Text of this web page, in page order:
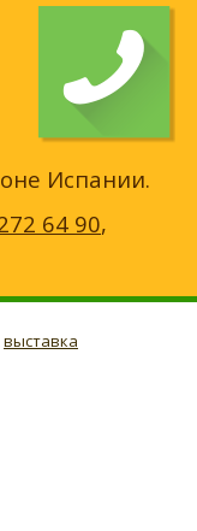
Испании.
64 90,
выставка